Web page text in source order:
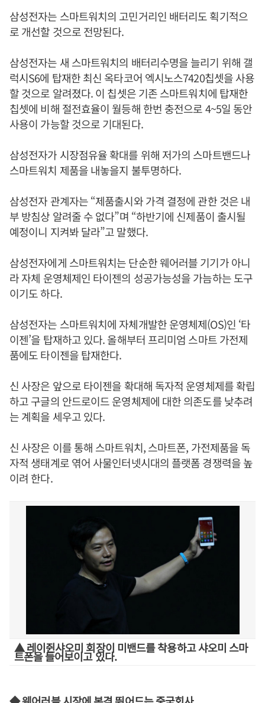
삼성전자는 스마트워치의 고민거리인 배터리도 획기적으
로 개선할 것으로 전망된다.
삼성전자는 새 스마트워치의 배터리수명을 늘리기 위해 갤
럭시S6에 탑재한 최신 옥타코어 엑시노스7420칩셋을 사용
할 것으로 알려졌다. 이 칩셋은 기존 스마트워치에 탑재한
칩셋에 비해 절전효율이 월등해 한번 충전으로 4~5일 동안
사용이 가능할 것으로 기대된다.
삼성전자가 시장점유율 확대를 위해 저가의 스마트밴드나
스마트워치 제품을 내놓을지 불투명하다.
삼성전자 관계자는 “제품출시와 가격 결정에 관한 것은 내
부 방침상 알려줄 수 없다”며 “하반기에 신제품이 출시될
예정이니 지켜봐 달라”고 말했다.
삼성전자에게 스마트워치는 단순한 웨어러블 기기가 아니
라 자체 운영체제인 타이젠의 성공가능성을 가늠하는 도구
이기도 하다.
삼성전자는 스마트워치에 자체개발한 운영체제(OS)인 ‘타
이젠’을 탑재하고 있다. 올해부터 프리미엄 스마트 가전제
품에도 타이젠을 탑재한다.
신 사장은 앞으로 타이젠을 확대해 독자적 운영체제를 확립
하고 구글의 안드로이드 운영체제에 대한 의존도를 낮추려
는 계획을 세우고 있다.
신 사장은 이를 통해 스마트워치, 스마트폰, 가전제품을 독
자적 생태계로 엮어 사물인터넷시대의 플랫폼 경쟁력을 높
이려 한다.
▲ 레이쥔샤오미 회장이 미밴드를 착용하고 샤오미 스마
트폰을 들어보이고 있다.